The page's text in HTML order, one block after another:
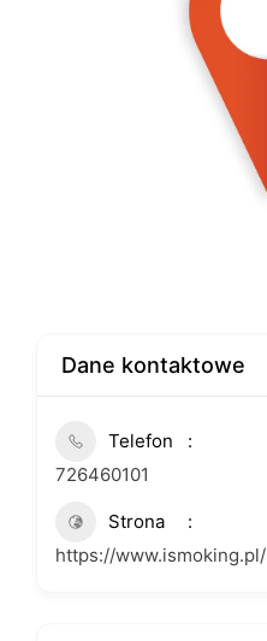
Dane kontaktowe
Telefon
726460101
Strona
https://www.ismoking.pl/